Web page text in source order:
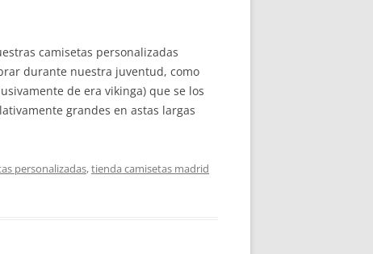
camisetas personalizadas
durante nuestra juventud, como
de era vikinga) que se los
grandes en astas largas
personalizadas,tienda camisetas madrid